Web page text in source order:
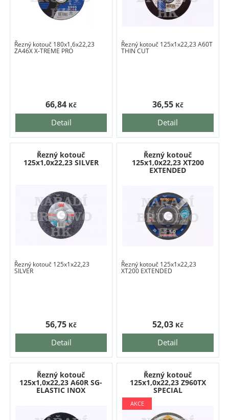
Řezný kotouč 180x1,6x22,23
ZA46X X-TREME PRO
Detail
66,84 Kč
Řezný kotouč 125x1x22,23 A60T
THIN CUT
Detail
36,55 Kč
Řezný kotouč
125x1,0x22,23 SILVER
Řezný kotouč 125x1x22,23
SILVER
Detail
56,75 Kč
Řezný kotouč
125x1,0x22,23 XT200
EXTENDED
Řezný kotouč 125x1x22,23
XT200 EXTENDED
Detail
52,03 Kč
Řezný kotouč
125x1,0x22,23 A60R SG-
ELASTIC INOX
Řezný kotouč
125x1,0x22,23 Z960TX
SPECIAL